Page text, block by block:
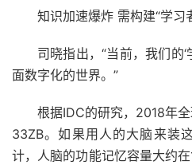
知识加速爆炸 需构建“学习
司晓指出，“当前，我们的
面数字化的世界。”
根据IDC的研究，2018年
33ZB。如果用人的大脑来装
计，人脑的功能记忆容量大约